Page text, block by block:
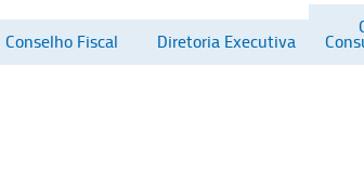
Conselho Fiscal Diretoria Executiva